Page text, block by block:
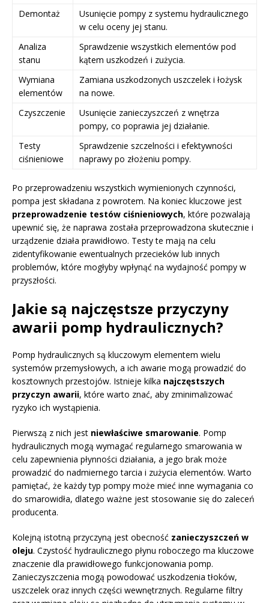
Demontaż
Usunięcie pompy z systemu hydraulicznego
w celu oceny jej stanu.
Analiza
stanu
Sprawdzenie wszystkich elementów pod
kątem uszkodzeń i zużycia.
Wymiana
elementów
Zamiana uszkodzonych uszczelek i łożysk
na nowe.
Czyszczenie
Usunięcie zanieczyszczeń z wnętrza
pompy, co poprawia jej działanie.
Testy
ciśnieniowe
Sprawdzenie szczelności i efektywności
naprawy po złożeniu pompy.
Po przeprowadzeniu wszystkich wymienionych czynności,
pompa jest składana z powrotem. Na koniec kluczowe jest
przeprowadzenie testów ciśnieniowych, które pozwalają
upewnić się, że naprawa została przeprowadzona skutecznie i
urządzenie działa prawidłowo. Testy te mają na celu
zidentyfikowanie ewentualnych przecieków lub innych
problemów, które mogłyby wpłynąć na wydajność pompy w
przyszłości.
Jakie są najczęstsze przyczyny
awarii pomp hydraulicznych?
Pomp hydraulicznych są kluczowym elementem wielu
systemów przemysłowych, a ich awarie mogą prowadzić do
kosztownych przestojów. Istnieje kilka najczęstszych
przyczyn awarii, które warto znać, aby zminimalizować
ryzyko ich wystąpienia.
Pierwszą z nich jest niewłaściwe smarowanie. Pomp
hydraulicznych mogą wymagać regularnego smarowania w
celu zapewnienia płynności działania, a jego brak może
prowadzić do nadmiernego tarcia i zużycia elementów. Warto
pamiętać, że każdy typ pompy może mieć inne wymagania co
do smarowidła, dlatego ważne jest stosowanie się do zaleceń
producenta.
Kolejną istotną przyczyną jest obecność zanieczyszczeń w
oleju. Czystość hydraulicznego płynu roboczego ma kluczowe
znaczenie dla prawidłowego funkcjonowania pomp.
Zanieczyszczenia mogą powodować uszkodzenia tłoków,
uszczelek oraz innych części wewnętrznych. Regularne filtry